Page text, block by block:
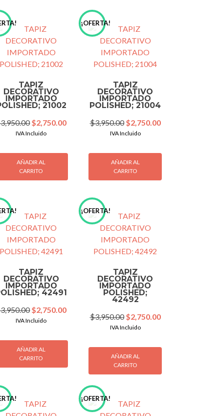
TAPIZ
DECORATIVO
IMPORTADO
21002
3,950.00Original
price
$3,950.00.
$2,750.00Current
$2,750.00.
IVA Incluido
AÑADIR AL
CARRITO
¡OFERTA!
TAPIZ
DECORATIVO
IMPORTADO
POLISHED; 21004
$3,950.00 Original
price
$3,950.00.
$2,750.00Current
$2,750.00.
IVA Incluido
AÑADIR AL
CARRITO
TAPIZ
DECORATIVO
IMPORTADO
42491
3,950.00Original
price
$3,950.00.
$2,750.00Current
$2,750.00.
IVA Incluido
AÑADIR AL
CARRITO
¡OFERTA!
TAPIZ
DECORATIVO
IMPORTADO
POLISHED;
42492
$3,950.00 Original
price
$3,950.00.
$2,750.00Current
$2,750.00.
IVA Incluido
AÑADIR AL
CARRITO
¡OFERTA!